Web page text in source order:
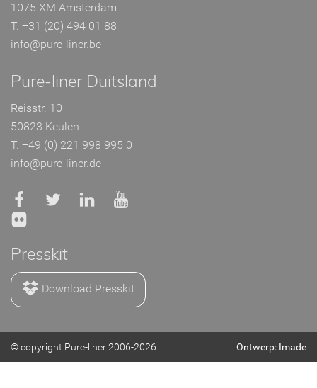
1075 XM Amsterdam
T. +31 (20) 494 01 88
info@pure-liner.be
Pure-liner Duitsland
Reisstr. 10
50823 Keulen
T. +49 (0) 221 998 995 0
info@pure-liner.de
Presskit
Download Presskit
© copyright Pure-liner 2006-2026 Ontwerp: Imade